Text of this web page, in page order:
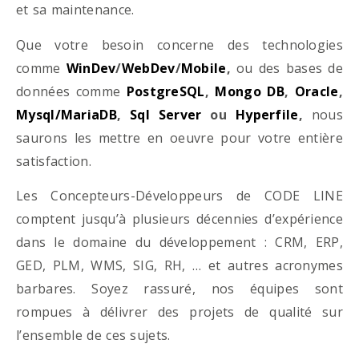
et sa maintenance.
Que votre besoin concerne des technologies
comme WinDev/WebDev/Mobile, ou des bases de
données comme PostgreSQL, Mongo DB, Oracle,
Mysql/MariaDB, Sql Server ou Hyperfile, nous
saurons les mettre en oeuvre pour votre entière
satisfaction.
Les Concepteurs-Développeurs de CODE LINE
comptent jusqu’à plusieurs décennies d’expérience
dans le domaine du développement : CRM, ERP,
GED, PLM, WMS, SIG, RH, … et autres acronymes
barbares. Soyez rassuré, nos équipes sont
rompues à délivrer des projets de qualité sur
l’ensemble de ces sujets.